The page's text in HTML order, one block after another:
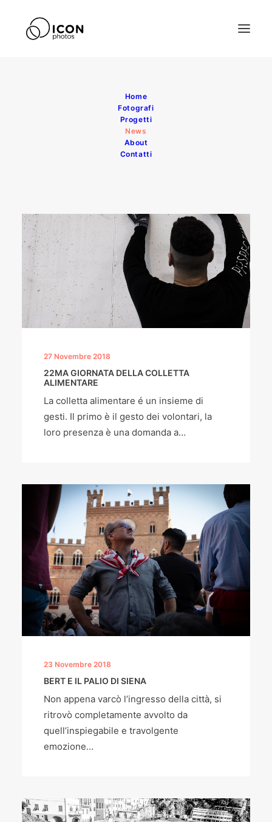
Home
Fotografi
Progetti
News
About
Contatti
27 Novembre 2018
22MA GIORNATA DELLA COLLETTA
ALIMENTARE
La colletta alimentare é un insieme di
gesti. Il primo è il gesto dei volontari, la
loro presenza è una domanda a…
23 Novembre 2018
BERT E IL PALIO DI SIENA
Non appena varcò l’ingresso della città, si
ritrovò completamente avvolto da
quell’inspiegabile e travolgente
emozione…